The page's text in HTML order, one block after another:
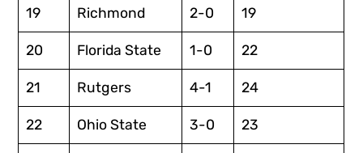
19 Richmond 2-0 19
20 Florida State 1-0 22
21 Rutgers 4-1 24
22 Ohio State 3-0 23